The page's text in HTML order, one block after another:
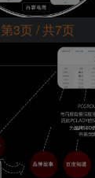
第3页 / 共7页